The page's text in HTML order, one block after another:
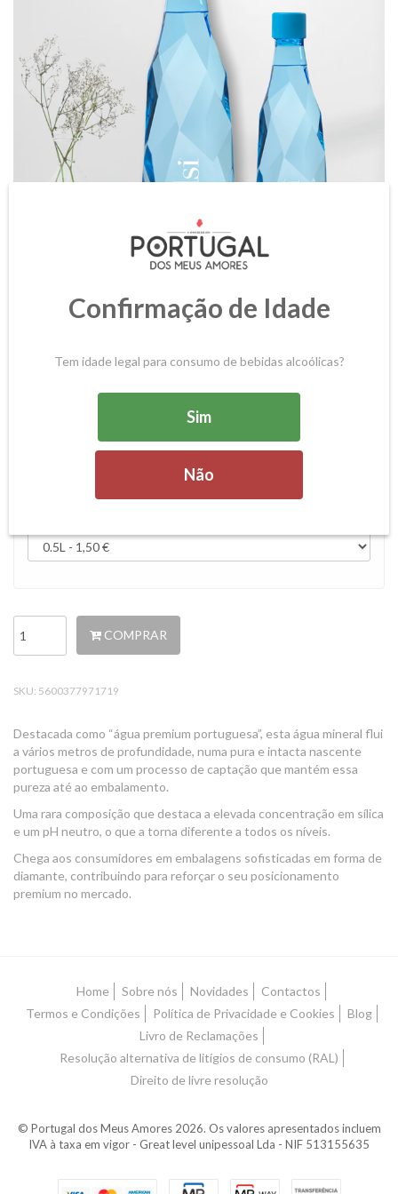
GARRAFA ÁGUA
COMPRAR
SKU: 5600377971719
Destacada como “água premium portuguesa”, esta água mineral flui
a vários metros de profundidade, numa pura e intacta nascente
portuguesa e com um processo de captação que mantém essa
pureza até ao embalamento.
Uma rara composição que destaca a elevada concentração em sílica
e um pH neutro, o que a torna diferente a todos os níveis.
Chega aos consumidores em embalagens sofisticadas em forma de
diamante, contribuindo para reforçar o seu posicionamento
premium no mercado.
Home Sobre nós Novidades
Contactos
Termos e Condições
Política de Privacidade e Cookies
Blog
Livro de Reclamações
Resolução alternativa de litígios de consumo (RAL)
Direito de livre resolução
© Portugal dos Meus Amores 2026. Os valores apresentados incluem
IVA à taxa em vigor - Great level unipessoal Lda - NIF 513155635
Confirmação de Idade
Tem idade legal para consumo de bebidas alcoólicas?
Sim
Não